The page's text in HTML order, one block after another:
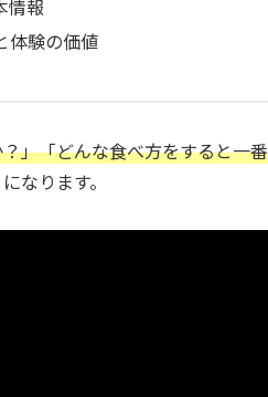
情報
体験の価値
」「どんな食べ方をすると一
なります。